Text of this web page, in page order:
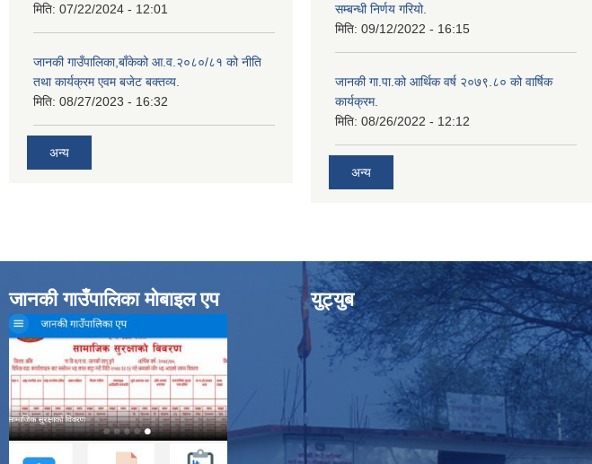
मिति: 07/22/2024 - 12:01
जानकी गाउँपालिका,बाँकेको आ.व.२०८०/८१ को नीति
तथा कार्यक्रम एवम बजेट बक्तव्य.
मिति: 08/27/2023 - 16:32
अन्य
सम्बन्धी निर्णय गरियो.
मिति: 09/12/2022 - 16:15
जानकी गा.पा.को आर्थिक वर्ष २०७९.८० को वार्षिक
कार्यक्रम.
मिति: 08/26/2022 - 12:12
अन्य
जानकी गाउँपालिका मोबाइल एप युट्युब